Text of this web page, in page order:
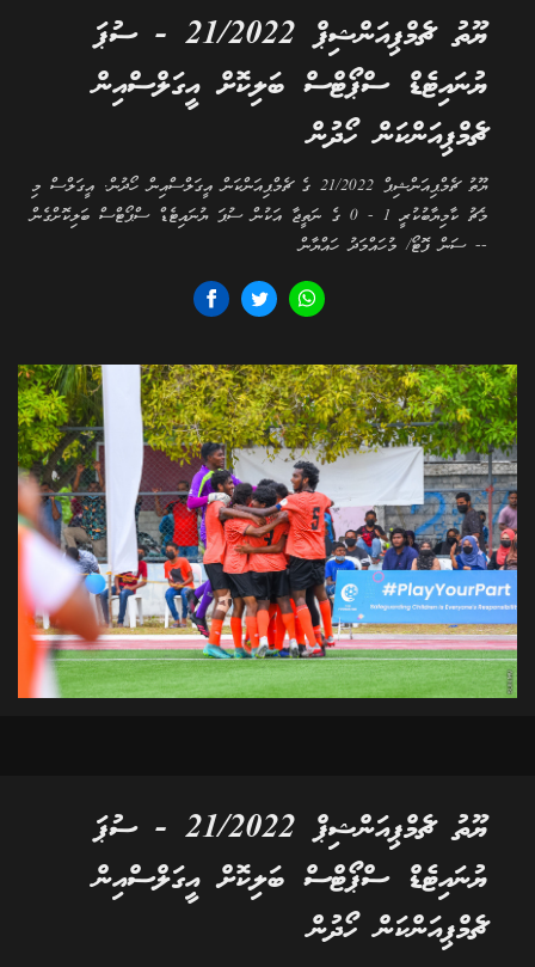
ޔޫތު ޗެމްޕިއަންޝިޕް 21/2022 - ސުޕަ
ޔުނައިޓެޑް ސްޕޯޓްސް ބަލިކޮށް އީގަލްސްއިން
ޗެމްޕިއަންކަން ހޯދުން
ޔޫތު ޗެމްޕިއަންޝިޕް 21/2022 ގެ ޗެމްޕިއަންކަން އީގަލްސްއިން ހޯދުން. އީގަލްސް މި
މެޗު ކާމިޔާބުކުރީ 1 - 0 ގެ ނަތީޖާ އަކުން ސުޕަ ޔުނައިޓެޑް ސްޕޯޓްސް ބަލިކޮށްގެން
-- ސަން ފޮޓޯ/ މުހައްމަދު ހައްޔާން
ޔޫތު ޗެމްޕިއަންޝިޕް 21/2022 - ސުޕަ
ޔުނައިޓެޑް ސްޕޯޓްސް ބަލިކޮށް އީގަލްސްއިން
ޗެމްޕިއަންކަން ހޯދުން